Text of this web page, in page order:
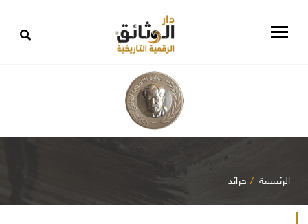
الرئيسية جرائد